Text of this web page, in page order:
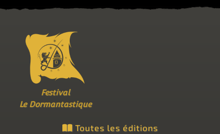
Festival
Le Dormantastique
Toutes les éditions